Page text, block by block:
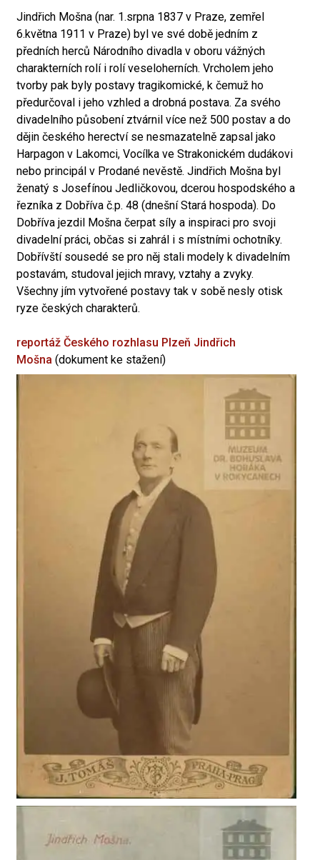
Jindřich Mošna (nar. 1.srpna 1837 v Praze, zemřel
6.května 1911 v Praze) byl ve své době jedním z
předních herců Národního divadla v oboru vážných
charakterních rolí i rolí veseloherních. Vrcholem jeho
tvorby pak byly postavy tragikomické, k čemuž ho
předurčoval i jeho vzhled a drobná postava. Za svého
divadelního působení ztvárnil více než 500 postav a do
dějin českého herectví se nesmazatelně zapsal jako
Harpagon v Lakomci, Vocílka ve Strakonickém dudákovi
nebo principál v Prodané nevěstě. Jindřich Mošna byl
ženatý s Josefínou Jedličkovou, dcerou hospodského a
řezníka z Dobříva č.p. 48 (dnešní Stará hospoda). Do
Dobříva jezdil Mošna čerpat síly a inspiraci pro svoji
divadelní práci, občas si zahrál i s místními ochotníky.
Dobřívští sousedé se pro něj stali modely k divadelním
postavám, studoval jejich mravy, vztahy a zvyky.
Všechny jím vytvořené postavy tak v sobě nesly otisk
ryze českých charakterů.
reportáž Českého rozhlasu Plzeň Jindřich
Mošna (dokument ke stažení)